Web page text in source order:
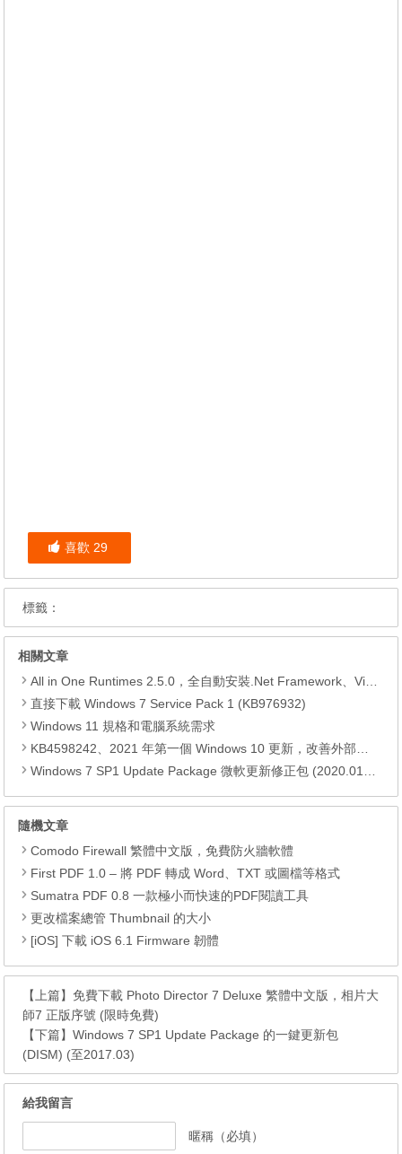
喜歡 29
標籤：
相關文章
All in One Runtimes 2.5.0，全自動安裝.Net Framework、Visual C++、DirectX、Flash Player、JRE
直接下載 Windows 7 Service Pack 1 (KB976932)
Windows 11 規格和電腦系統需求
KB4598242、2021 年第一個 Windows 10 更新，改善外部裝置安全性、解決HTTPS安全漏洞、印表機呼叫(RPC)漏洞
Windows 7 SP1 Update Package 微軟更新修正包 (2020.01月份)
隨機文章
Comodo Firewall 繁體中文版，免費防火牆軟體
First PDF 1.0 – 將 PDF 轉成 Word、TXT 或圖檔等格式
Sumatra PDF 0.8 一款極小而快速的PDF閱讀工具
更改檔案總管 Thumbnail 的大小
[iOS] 下載 iOS 6.1 Firmware 韌體
【上篇】免費下載 Photo Director 7 Deluxe 繁體中文版，相片大
師7 正版序號 (限時免費)
【下篇】Windows 7 SP1 Update Package 的一鍵更新包
(DISM) (至2017.03)
給我留言
暱稱（必填）